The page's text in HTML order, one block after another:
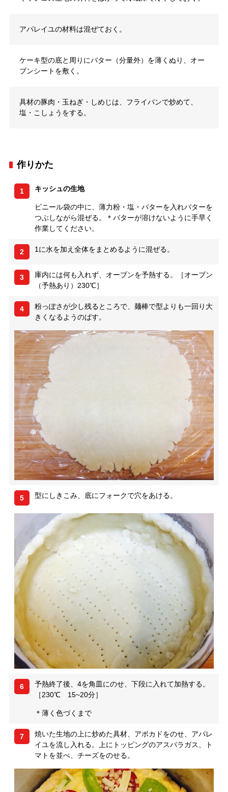
アパレイユの材料は混ぜておく。
ケーキ型の底と周りにバター（分量外）を薄くぬり、オー
ブンシートを敷く。
具材の豚肉・玉ねぎ・しめじは、フライパンで炒めて、
塩・こしょうをする。
作りかた
1 キッシュの生地
ビニール袋の中に、薄力粉・塩・バターを入れバターを
つぶしながら混ぜる。＊バターが溶けないように手早く
作業してください。
2 1に水を加え全体をまとめるように混ぜる。
3
庫内には何も入れず、オーブンを予熱する。［オーブン
（予熱あり）230℃］
4
粉っぽさが少し残るところで、麺棒で型よりも一回り大
きくなるようのばす。
5 型にしきこみ、底にフォークで穴をあける。
6
予熱終了後、4を角皿にのせ、下段に入れて加熱する。
［230℃ 15~20分］
＊薄く色づくまで
7
焼いた生地の上に炒めた具材、アボカドをのせ、アパレ
イユを流し入れる。上にトッピングのアスパラガス、ト
マトを並べ、チーズをのせる。